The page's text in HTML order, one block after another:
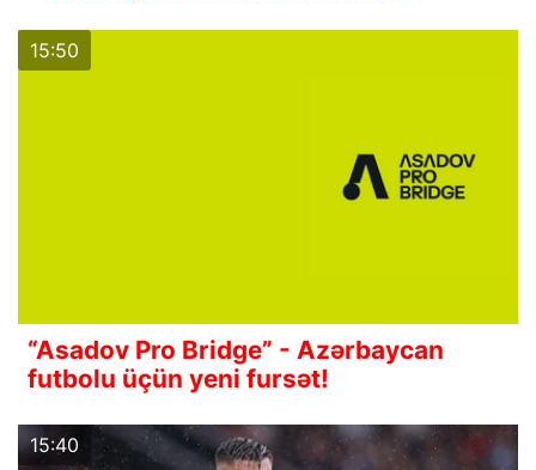
15:50
“Asadov Pro Bridge” - Azərbaycan
futbolu üçün yeni fursət!
15:40